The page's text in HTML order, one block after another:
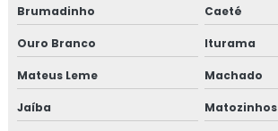
Projeto de isolamento térmico
Proteção passiva contra fogo
Brumadinho Caeté
Ouro Branco Iturama
Mateus Leme Machado
Jaíba Matozinhos